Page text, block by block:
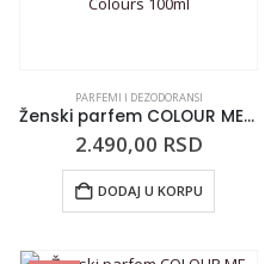
PARFEMI I DEZODORANSI
Ženski parfem COLOUR ME Colours 100ml
2.490,00 RSD
DODAJ U KORPU